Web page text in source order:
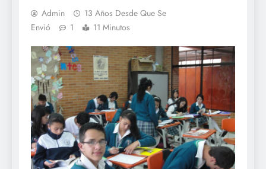
Admin
13 Años Desde Que Se
Envió
1 11 Minutos